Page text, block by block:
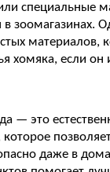
специальные
зоомагазинах.
материалов,
хомяка, если он
— это
даже в